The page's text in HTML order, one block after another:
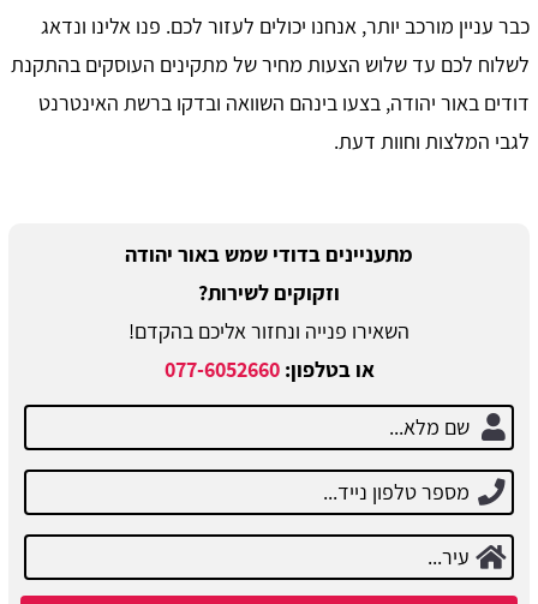
כבר עניין מורכב יותר, אנחנו יכולים לעזור לכם. פנו אלינו ונדאג
לשלוח לכם עד שלוש הצעות מחיר של מתקינים העוסקים בהתקנת
דודים באור יהודה, בצעו בינהם השוואה ובדקו ברשת האינטרנט
לגבי המלצות וחוות דעת.
מתעניינים בדודי שמש באור יהודה
וזקוקים לשירות?
השאירו פנייה ונחזור אליכם בהקדם!
או בטלפון:077-6052660